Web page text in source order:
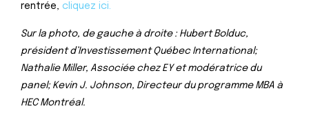
rentrée, cliquez ici.
Sur la photo, de gauche à droite : Hubert Bolduc,
président d’Investissement Québec International;
Nathalie Miller, Associée chez EY et modératrice du
panel; Kevin J. Johnson, Directeur du programme MBA à
HEC Montréal.